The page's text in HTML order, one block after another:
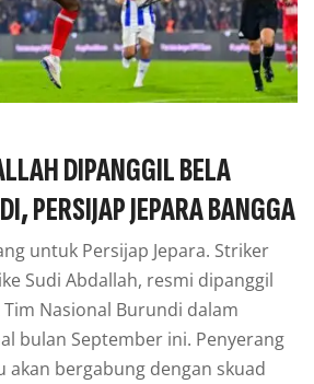
DIPANGGIL BELA
PERSIJAP JEPARA BANGGA
untuk Persijap Jepara. Striker
Sudi Abdallah, resmi dipanggil
Nasional Burundi dalam
bulan September ini. Penyerang
akan bergabung dengan skuad